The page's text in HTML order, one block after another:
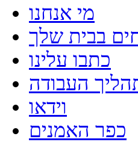
מי אנחנו
בבית שלך
כתבו עלינו
העבודה
וידאו
כפר האמנים